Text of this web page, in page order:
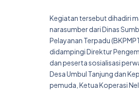
Kegiatan tersebut dihadiri
narasumber dari Dinas
Pelayanan Terpadu
didampingi Direktur
dan peserta sosialisasi
Desa Umbul Tanjung dan
pemuda, Ketua Koperasi